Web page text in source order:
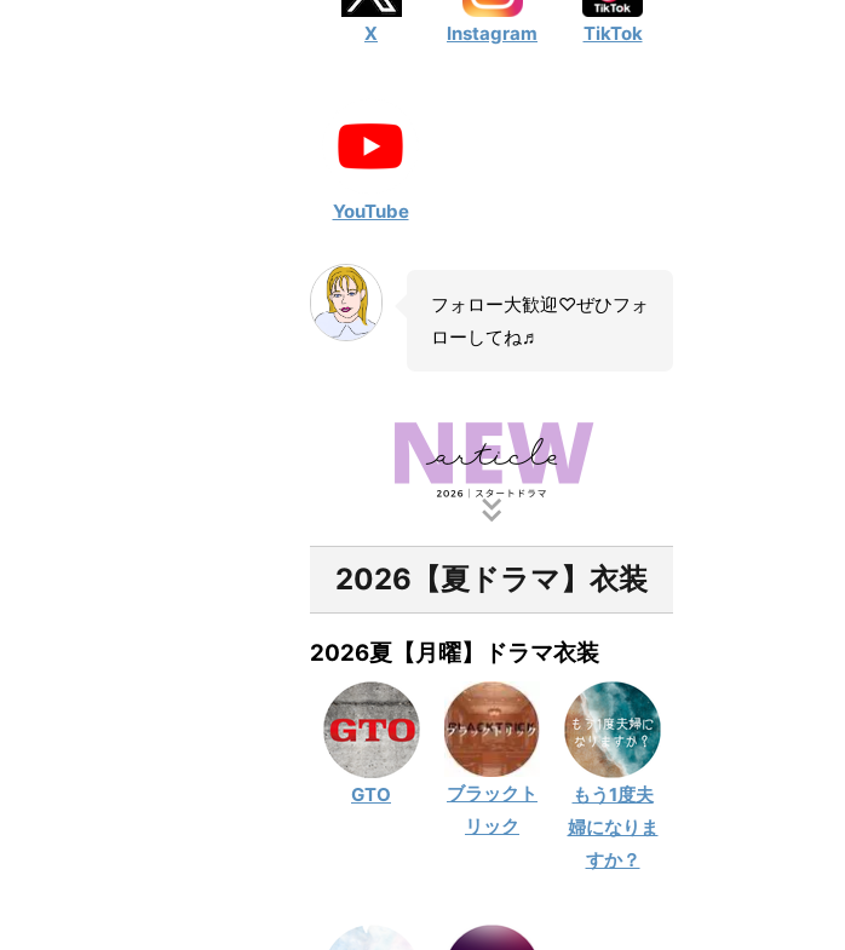
X Instagram TikTok
YouTube
フォロー大歓迎♡ぜひフォ
ローしてね♬
2026【夏ドラマ】衣装
2026夏【月曜】ドラマ衣装
GTO
ブラックト
リック
もう1度夫
婦になりま
すか？